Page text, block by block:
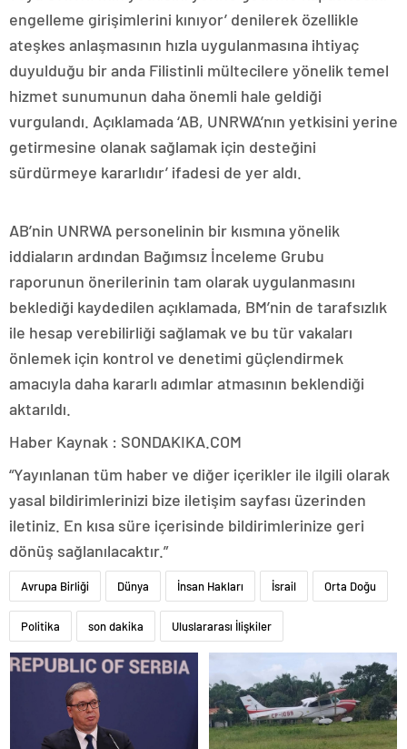
engelleme girişimlerini kınıyor’ denilerek özellikle
ateşkes anlaşmasının hızla uygulanmasına ihtiyaç
duyulduğu bir anda Filistinli mültecilere yönelik temel
hizmet sunumunun daha önemli hale geldiği
vurgulandı. Açıklamada ‘AB, UNRWA’nın yetkisini yerine
getirmesine olanak sağlamak için desteğini
sürdürmeye kararlıdır’ ifadesi de yer aldı.
AB’nin UNRWA personelinin bir kısmına yönelik
iddiaların ardından Bağımsız İnceleme Grubu
raporunun önerilerinin tam olarak uygulanmasını
beklediği kaydedilen açıklamada, BM’nin de tarafsızlık
ile hesap verebilirliği sağlamak ve bu tür vakaları
önlemek için kontrol ve denetimi güçlendirmek
amacıyla daha kararlı adımlar atmasının beklendiği
aktarıldı.
Haber Kaynak : SONDAKIKA.COM
“Yayınlanan tüm haber ve diğer içerikler ile ilgili olarak
yasal bildirimlerinizi bize iletişim sayfası üzerinden
iletiniz. En kısa süre içerisinde bildirimlerinize geri
dönüş sağlanılacaktır.”
Avrupa Birliği Dünya İnsan Hakları İsrail Orta Doğu
Politika son dakika Uluslararası İlişkiler